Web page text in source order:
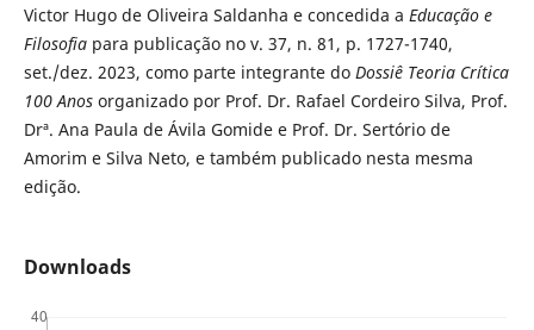
Victor Hugo de Oliveira Saldanha e concedida a Educação e
Filosofiapara publicação no v. 37, n. 81, p. 1727-1740,
set./dez. 2023, como parte integrante do Dossiê Teoria Crítica
100 Anos organizado por Prof. Dr. Rafael Cordeiro Silva, Prof.
Drª. Ana Paula de Ávila Gomide e Prof. Dr. Sertório de
Amorim e Silva Neto, e também publicado nesta mesma
edição.
Downloads